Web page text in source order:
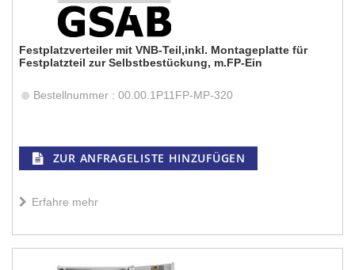
Festplatzverteiler mit VNB-Teil,inkl. Montageplatte für
Festplatzteil zur Selbstbestückung, m.FP-Ein
Bestellnummer : 00.00.1P11FP-MP-320
ZUR ANFRAGELISTE HINZUFÜGEN
Erfahre mehr